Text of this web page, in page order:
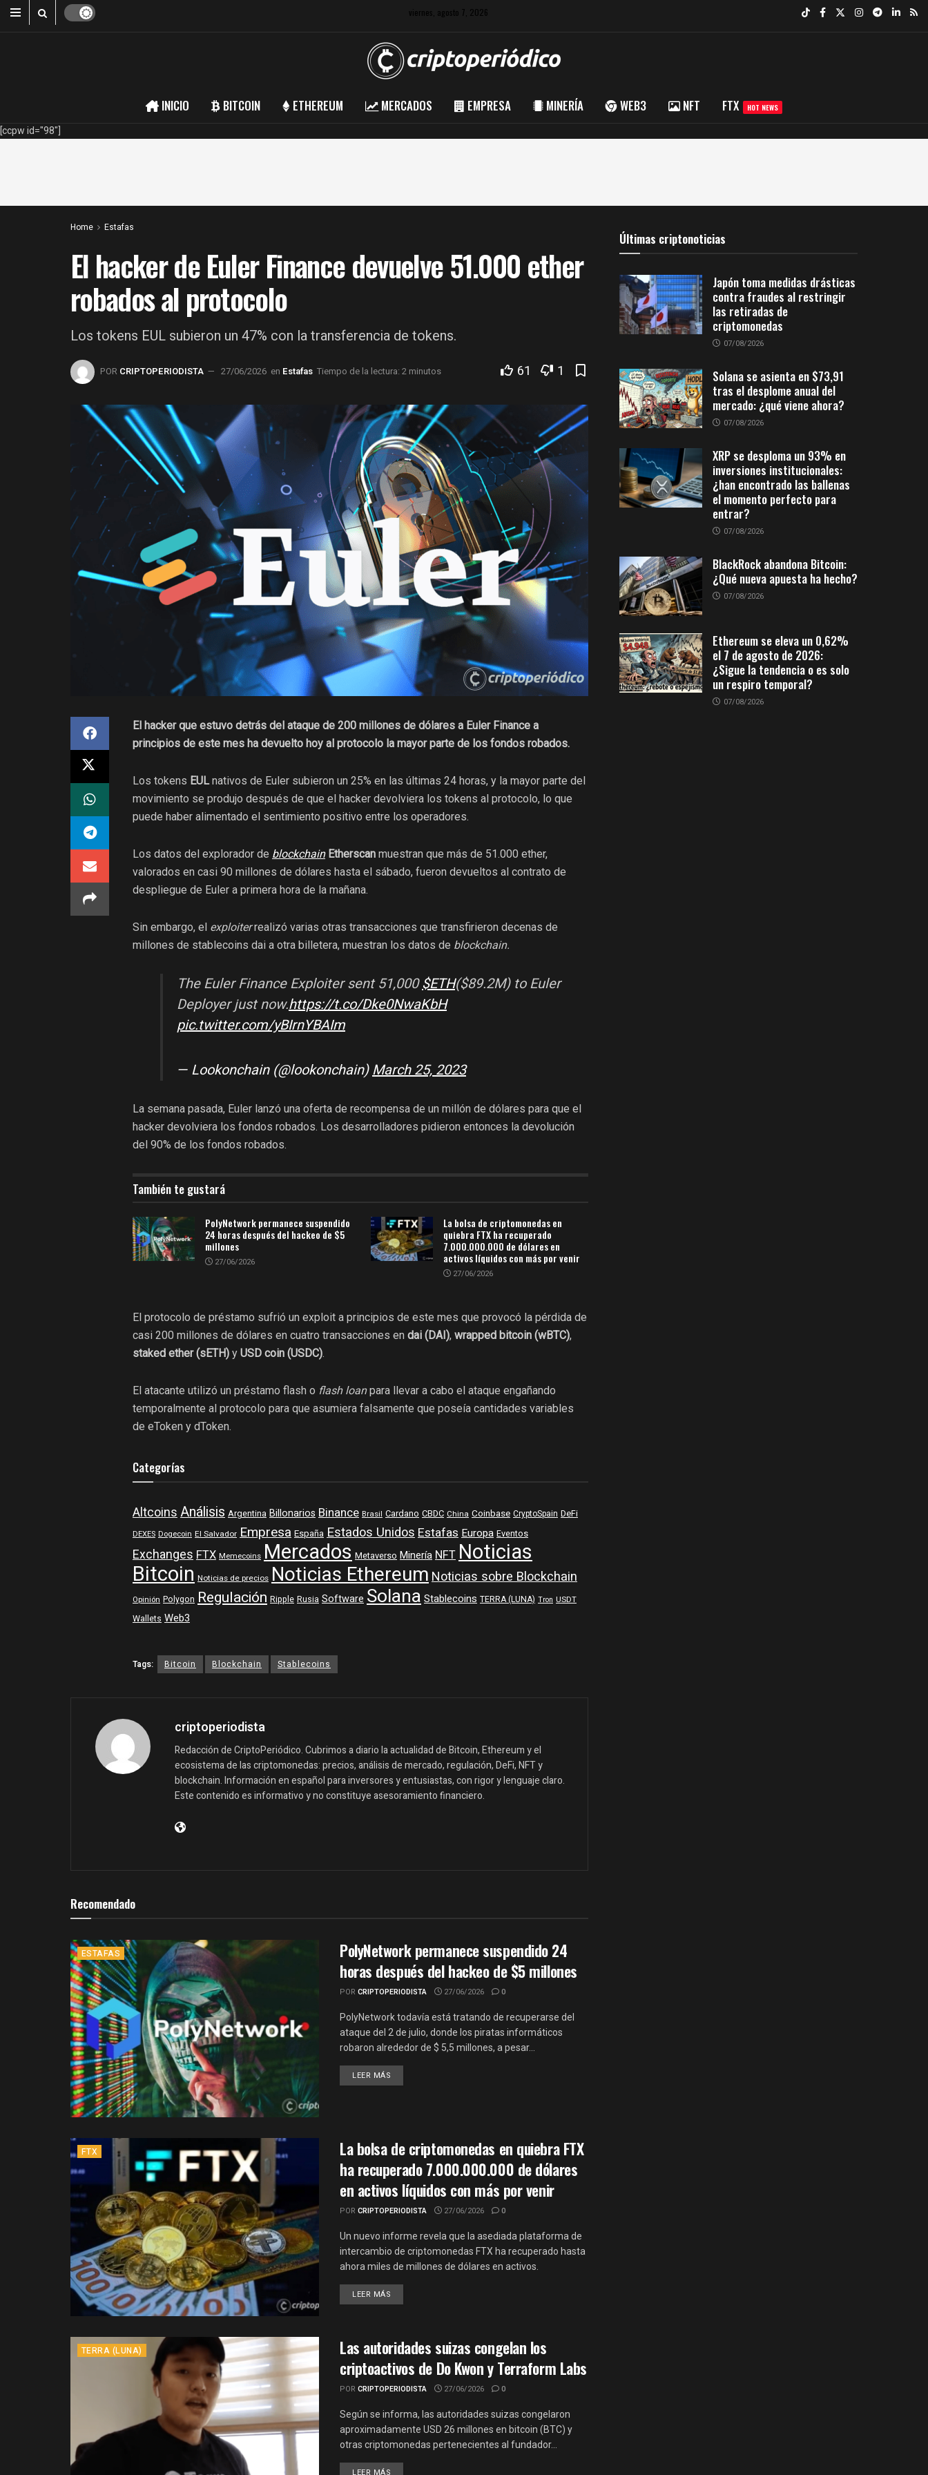
viernes, agosto 7, 2026
INICIO BITCOIN ETHEREUM MERCADOS EMPRESA MINERÍA WEB3 NFT FTX HOT NEWS
[ccpw id="98"]
Home Estafas
El hacker de Euler Finance devuelve 51.000 ether
robados al protocolo
Los tokens EUL subieron un 47% con la transferencia de tokens.
POR CRIPTOPERIODISTA 27/06/2026 en Estafas Tiempo de la lectura: 2 minutos 61 1
El hacker que estuvo detrás del ataque de 200 millones de dólares a Euler Finance a
principios de este mes ha devuelto hoy al protocolo la mayor parte de los fondos robados.
Los tokens EULnativos de Euler subieron un 25% en las últimas 24 horas, y la mayor parte del
movimiento se produjo después de que el hacker devolviera los tokens al protocolo, lo que
puede haber alimentado el sentimiento positivo entre los operadores.
Los datos del explorador de blockchain Etherscan muestran que más de 51.000 ether,
valorados en casi 90 millones de dólares hasta el sábado, fueron devueltos al contrato de
despliegue de Euler a primera hora de la mañana.
Sin embargo, el exploiterrealizó varias otras transacciones que transfirieron decenas de
millones de stablecoins dai a otra billetera, muestran los datos de blockchain.
The Euler Finance Exploiter sent 51,000$ETH($89.2M) to Euler
Deployer just now.https://t.co/Dke0NwaKbH
pic.twitter.com/yBIrnYBAIm
— Lookonchain (@lookonchain)March 25, 2023
La semana pasada, Euler lanzó una oferta de recompensa de un millón de dólares para que el
hacker devolviera los fondos robados. Los desarrolladores pidieron entonces la devolución
del 90% de los fondos robados.
También te gustará
PolyNetwork permanece suspendido
24 horas después del hackeo de $5
millones
27/06/2026
La bolsa de criptomonedas en
quiebra FTX ha recuperado
7.000.000.000 de dólares en
activos líquidos con más por venir
27/06/2026
El protocolo de préstamo sufrió un exploit a principios de este mes que provocó la pérdida de
casi 200 millones de dólares en cuatro transacciones en dai (DAI), wrapped bitcoin (wBTC),
staked ether (sETH) y USD coin (USDC).
El atacante utilizó un préstamo flash o flash loanpara llevar a cabo el ataque engañando
temporalmente al protocolo para que asumiera falsamente que poseía cantidades variables
de eToken y dToken.
Categorías
Altcoins Análisis Argentina Billonarios Binance Brasil Cardano CBDC China Coinbase CryptoSpain DeFi
DEXES Dogecoin El Salvador Empresa España Estados Unidos Estafas Europa Eventos
Exchanges FTX Memecoins Mercados Metaverso Minería NFTNoticias
Bitcoin Noticias de precios Noticias EthereumNoticias sobre Blockchain
Opinión Polygon Regulación Ripple Rusia Software Solana Stablecoins TERRA (LUNA) Tron USDT
Wallets Web3
Tags: Bitcoin Blockchain Stablecoins
criptoperiodista
Redacción de CriptoPeriódico. Cubrimos a diario la actualidad de Bitcoin, Ethereum y el
ecosistema de las criptomonedas: precios, análisis de mercado, regulación, DeFi, NFT y
blockchain. Información en español para inversores y entusiastas, con rigor y lenguaje claro.
Este contenido es informativo y no constituye asesoramiento financiero.
Recomendado
ESTAFAS
PolyNetwork permanece suspendido 24
horas después del hackeo de $5 millones
POR CRIPTOPERIODISTA 27/06/2026 0
PolyNetwork todavía está tratando de recuperarse del
ataque del 2 de julio, donde los piratas informáticos
robaron alrededor de $ 5,5 millones, a pesar…
LEER MÁS
FTX
La bolsa de criptomonedas en quiebra FTX
ha recuperado 7.000.000.000 de dólares
en activos líquidos con más por venir
POR CRIPTOPERIODISTA 27/06/2026 0
Un nuevo informe revela que la asediada plataforma de
intercambio de criptomonedas FTX ha recuperado hasta
ahora miles de millones de dólares en activos.
LEER MÁS
TERRA (LUNA)
Las autoridades suizas congelan los
criptoactivos de Do Kwon y Terraform Labs
POR CRIPTOPERIODISTA 27/06/2026 0
Según se informa, las autoridades suizas congelaron
aproximadamente USD 26 millones en bitcoin (BTC) y
otras criptomonedas pertenecientes al fundador…
LEER MÁS
Últimas criptonoticias
Japón toma medidas drásticas
contra fraudes al restringir
las retiradas de
criptomonedas
07/08/2026
Solana se asienta en $73,91
tras el desplome anual del
mercado: ¿qué viene ahora?
07/08/2026
XRP se desploma un 93% en
inversiones institucionales:
¿han encontrado las ballenas
el momento perfecto para
entrar?
07/08/2026
BlackRock abandona Bitcoin:
¿Qué nueva apuesta ha hecho?
07/08/2026
Ethereum se eleva un 0,62%
el 7 de agosto de 2026:
¿Sigue la tendencia o es solo
un respiro temporal?
07/08/2026